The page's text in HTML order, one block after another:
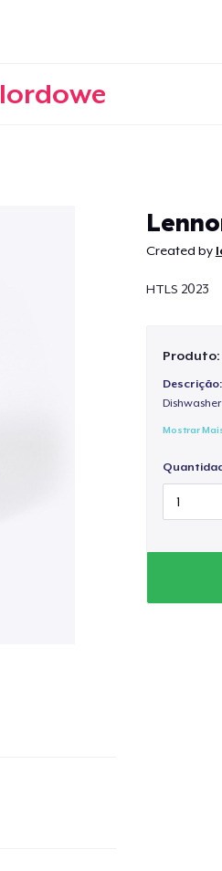
lordowe
Created by
HTLS 2023
Produto:
Descrição:
Mostrar